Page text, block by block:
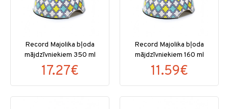
Record Majolika bļoda
mājdzīvniekiem 350 ml
17.27€
Record Majolika bļoda
mājdzīvniekiem 160 ml
11.59€